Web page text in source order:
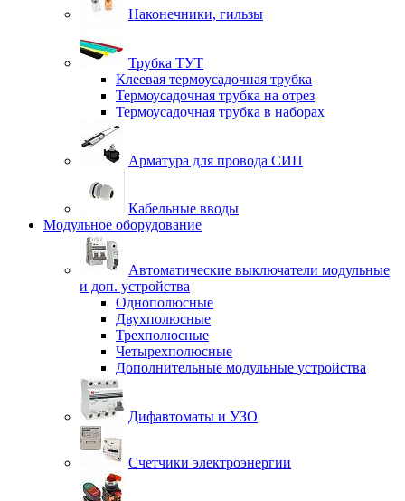
Наконечники, гильзы
Трубка ТУТ
Клеевая термоусадочная трубка
Термоусадочная трубка на отрез
Термоусадочная трубка в наборах
Арматура для провода СИП
Кабельные вводы
Модульное оборудование
Автоматические выключатели модульные
и доп. устройства
Однополюсные
Двухполюсные
Трехполюсные
Четырехполюсные
Дополнительные модульные устройства
Дифавтоматы и УЗО
Счетчики электроэнергии